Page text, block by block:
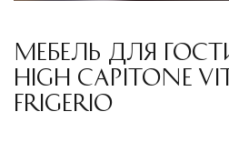
МЕБЕЛЬ ДЛЯ
HIGH CAPITONE
FRIGERIO